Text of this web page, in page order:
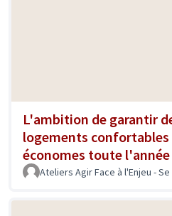
L'ambition de garantir
logements confortables
économes toute
Ateliers Agir Face à l'Enjeu -